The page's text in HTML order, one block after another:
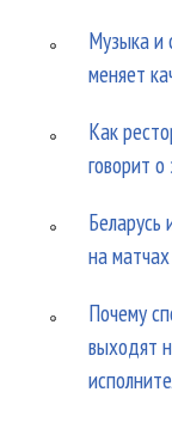
Музыка и
меняет
Как
говорит
Беларусь
на матчах
Почему
выходят